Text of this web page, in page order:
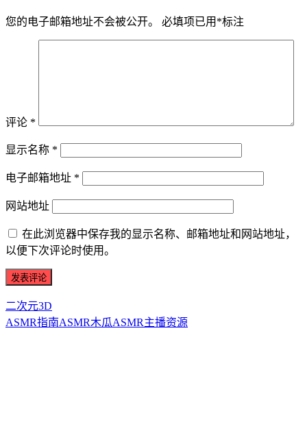
您的电子邮箱地址不会被公开。 必填项已用 *标注
评论 *
显示名称 *
电子邮箱地址 *
网站地址
在此浏览器中保存我的显示名称、邮箱地址和网站地址，
以便下次评论时使用。
二次元3D
ASMR指南ASMR木瓜ASMR主播资源